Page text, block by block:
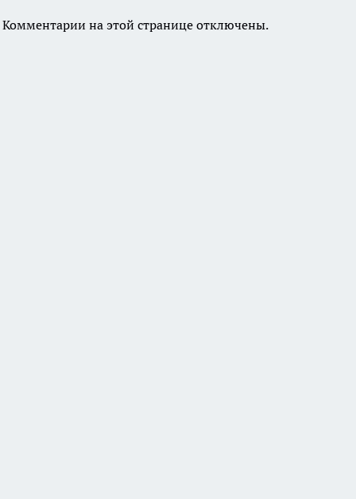
Комментарии на этой странице отключены.